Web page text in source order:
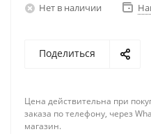
Нет в наличии
Поделиться
Цена действительна при
заказа по телефону, через
магазин.